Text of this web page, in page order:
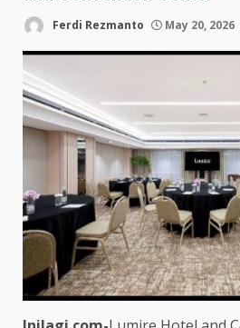
Ferdi Rezmanto May 20, 2026